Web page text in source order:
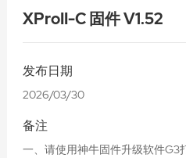
XProII-C 固件 V1.52
发布日期
2026/03/30
备注
一、请使用神牛固件升级软件G3